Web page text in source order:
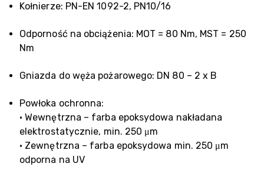
Kołnierze: PN-EN 1092-2, PN10/16
Odporność na obciążenia: MOT = 80 Nm, MST = 250
Nm
Gniazda do węża pożarowego: DN 80 – 2 x B
Powłoka ochronna:
• Wewnętrzna – farba epoksydowa nakładana
elektrostatycznie, min. 250 μm
• Zewnętrzna – farba epoksydowa min. 250 μm
odporna na UV